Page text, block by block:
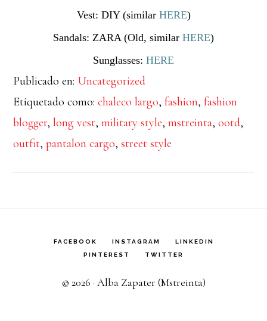
Vest: DIY (similar HERE)
Sandals: ZARA (Old, similar HERE)
Sunglasses: HERE
Publicado en: Uncategorized
Etiquetado como:chaleco largo,fashion,fashion
blogger,long vest,military style,mstreinta,ootd,
outfit,pantalon cargo,street style
FACEBOOK INSTAGRAM
LINKEDIN
PINTEREST
TWITTER
© 2026 · Alba Zapater (Mstreinta)